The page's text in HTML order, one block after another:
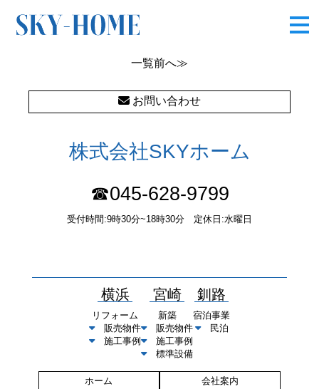
CIMG7356
一覧前へ≫
お問い合わせ
株式会社SKYホーム
☎045-628-9799
受付時間:9時30分~18時30分 定休日:水曜日
横浜
リフォーム
販売物件
施工事例
宮崎
新築
販売物件
施工事例
標準設備
釧路
宿泊事業
民泊
ホーム
会社案内